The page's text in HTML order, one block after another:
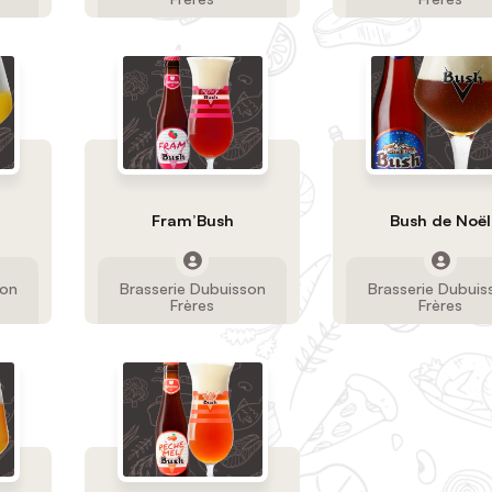
Fram’Bush
Brasserie Dubuisson
Frères
Bush de Noël
Brasserie
Frères